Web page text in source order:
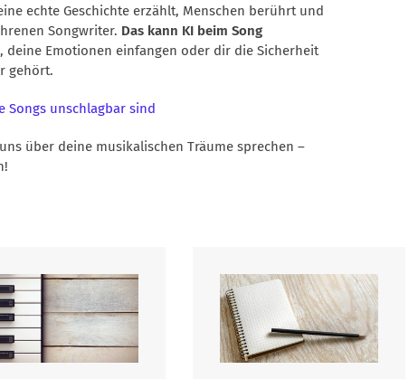
echte Geschichte erzählt, Menschen berührt und
Songwriter. Das kann KI beim Song
deine Emotionen einfangen oder dir die Sicherheit
gehört.
Songs unschlagbar sind
über deine musikalischen Träume sprechen –